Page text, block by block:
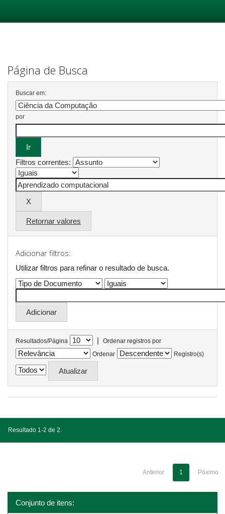
Página de Busca
Buscar em:
por
Filtros correntes:
Retornar valores
Adicionar filtros:
Utilizar filtros para refinar o resultado de busca.
Resultados/Página |
Ordenar registros por
Ordenar
Registro(s)
Resultado 1-2 de 2.
Anterior 1 Póximo
Conjunto de itens: